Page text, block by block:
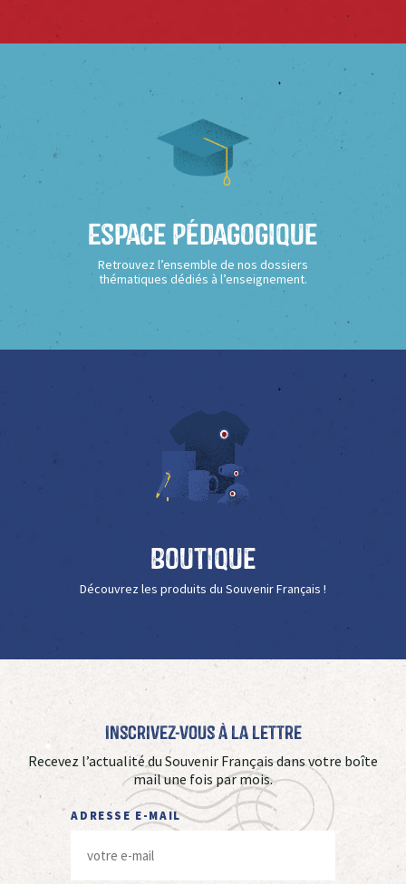
Espace Pédagogique
Retrouvez l’ensemble de nos dossiers
thématiques dédiés à l’enseignement.
Boutique
Découvrez les produits du Souvenir Français !
Inscrivez-vous à La Lettre
Recevez l’actualité du Souvenir Français dans votre boîte
mail une fois par mois.
ADRESSE E-MAIL